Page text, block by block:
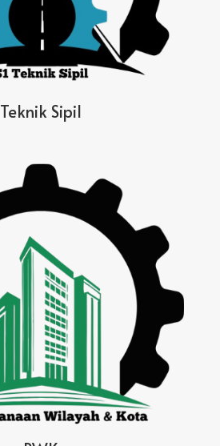
Teknik Sipil